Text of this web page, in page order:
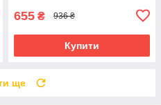
655 ₴ 936 ₴
Купити
ще